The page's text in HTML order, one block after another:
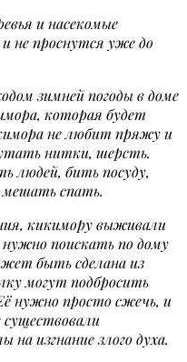
и насекомые
не проснутся уже до
зимней погоды в доме
которая будет
не любит пряжу и
нитки, шерсть.
людей, бить посуду,
спать.
кикимору выживали
поискать по дому
быть сделана из
могут подбросить
нужно просто сжечь, и
на изгнание злого духа.